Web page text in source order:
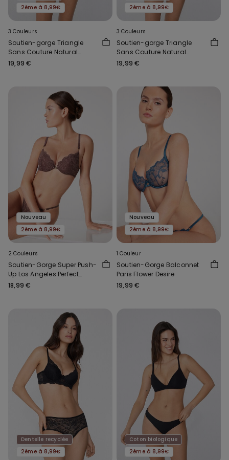
2ème à 8,99€
3 Couleurs
Soutien-gorge Triangle
Sans Couture Natural
Lifting
19,99 €
2ème à 8,99€
3 Couleurs
Soutien-gorge Triangle
Sans Couture Natural
Lifting
19,99 €
Nouveau
2ème à 8,99€
2 Couleurs
Soutien-Gorge Super Push-
Up Los Angeles Perfect
Harmony
18,99 €
Nouveau
2ème à 8,99€
1 Couleur
Soutien-Gorge Balconnet
Paris Flower Desire
19,99 €
Dentelle recyclée
2ème à 8,99€
Coton biologique
2ème à 8,99€